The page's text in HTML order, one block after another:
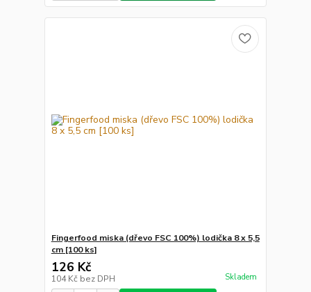
Fingerfood miska (dřevo FSC 100%) lodička 8 x 5,5
cm [100 ks]
126 Kč
104 Kč bez DPH Skladem